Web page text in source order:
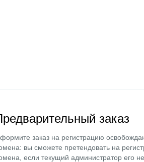
заказ
заказ на регистрацию
вы сможете претендовать на
если текущий администратор его